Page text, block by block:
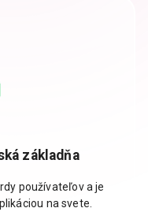
základňa
používateľov a je
na svete.